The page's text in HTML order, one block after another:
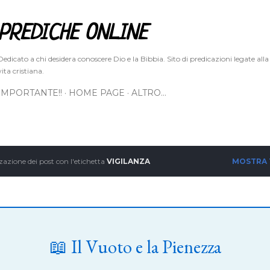
ONLINE
a chi desidera conoscere Dio e la Bibbia. Sito di predicazioni legate alla
cristiana.
HOME PAGE ALTRO…
dei post con l'etichetta VIGILANZA MOSTRA
📖 Il Vuoto e la Pienezza